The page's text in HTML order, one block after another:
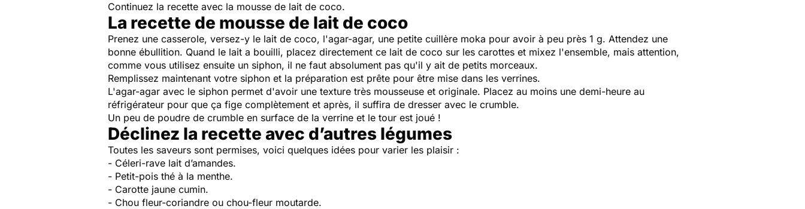
Continuez la recette avec la mousse de lait de coco.
La recette de mousse de lait de coco
Prenez une casserole, versez-y le lait de coco, l'agar-agar, une petite cuillère moka pour avoir à peu près 1 g. Attendez une
bonne ébullition. Quand le lait a bouilli, placez directement ce lait de coco sur les carottes et mixez l'ensemble, mais attention,
comme vous utilisez ensuite un siphon, il ne faut absolument pas qu'il y ait de petits morceaux.
Remplissez maintenant votre siphon et la préparation est prête pour être mise dans les verrines.
L'agar-agar avec le siphon permet d'avoir une texture très mousseuse et originale. Placez au moins une demi-heure au
réfrigérateur pour que ça fige complètement et après, il suffira de dresser avec le crumble.
Un peu de poudre de crumble en surface de la verrine et le tour est joué !
Déclinez la recette avec d’autres légumes
Toutes les saveurs sont permises, voici quelques idées pour varier les plaisir :
- Céleri-rave lait d’amandes.
- Petit-pois thé à la menthe.
- Carotte jaune cumin.
- Chou fleur-coriandre ou chou-fleur moutarde.